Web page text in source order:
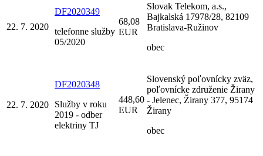
22. 7. 2020
DF2020349
telefonne služby
05/2020
68,08
EUR
Slovak Telekom, a.s.,
Bajkalská 17978/28, 82109
Bratislava-Ružinov
obec
22. 7. 2020
DF2020348
Služby v roku
2019 - odber
elektriny TJ
448,60
EUR
Slovenský poľovnícky zväz,
poľovnícke združenie Žirany
- Jelenec, Žirany 377, 95174
Žirany
obec